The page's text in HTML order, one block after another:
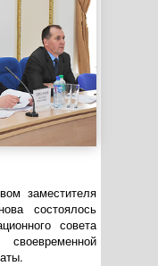
заместителя
состоялось
совета